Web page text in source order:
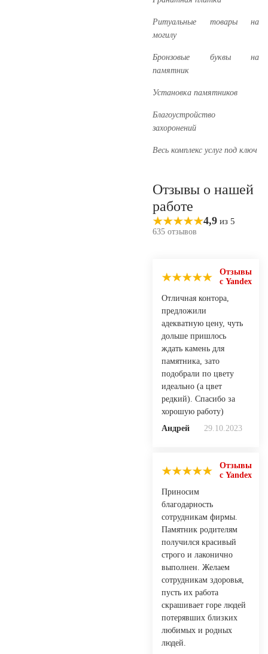
Ритуальные товары на
могилу
Бронзовые буквы на
памятник
Установка памятников
Благоустройство
захоронений
Весь комплекс услуг под ключ
Отзывы о нашей
работе
4,9 из 5
635 отзывов
Отзывы
с Yandex
Отличная контора,
предложили
адекватную цену, чуть
дольше пришлось
ждать камень для
памятника, зато
подобрали по цвету
идеально (а цвет
редкий). Спасибо за
хорошую работу)
Андрей
29.10.2023
Отзывы
с Yandex
Приносим
благодарность
сотрудникам фирмы.
Памятник родителям
получился красивый
строго и лаконично
выполнен. Желаем
сотрудникам здоровья,
пусть их работа
скрашивает горе людей
потерявших близких
любимых и родных
людей.